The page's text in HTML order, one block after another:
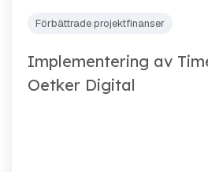
Förbättrade projektfinanser
Implementering av
Oetker Digital